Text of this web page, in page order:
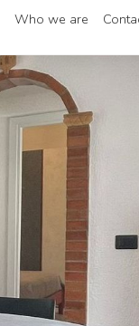
Who we are